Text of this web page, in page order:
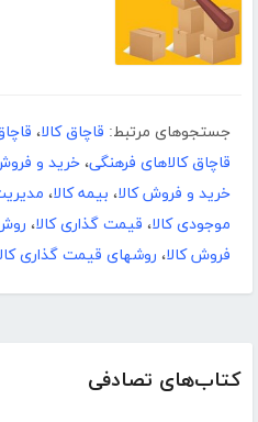
کتاب‌های تصادفی
جستجوهای مرتبط: قاچاق کالا،
قاچاق کالاهای فرهنگی، خرید و فروش
خرید و فروش کالا، بیمه کالا،
موجودی کالا، قیمت گذاری کالا،
فروش کالا، روشهای قیمت گذاری